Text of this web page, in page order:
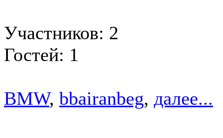
Участников: 2
Гостей: 1
BMW, bbairanbeg, далее...